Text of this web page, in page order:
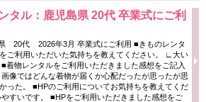
タル：鹿児島県 20代 卒業式にご利
20代 2026年3月 卒業式にご利用 ■きものレンタ
ご利用いただいた気持ちを教えてください。 ∟大い
着物レンタルをご利用いただきました感想をご記入
像ではどんな着物が届くか心配だったが思ったが思
った。 ■HPのご利用についてお気持ちを教えてくだ
すいです。 ■HPをご利用いただきました感想をご